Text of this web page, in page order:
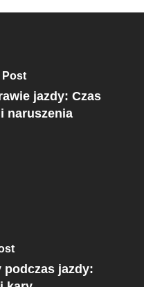
Post
jazdy: Czas
naruszenia
podczas jazdy: